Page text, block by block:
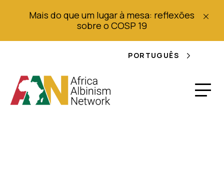
Mais do que um lugar à mesa: reflexões
sobre o COSP 19
PORTUGUÊS